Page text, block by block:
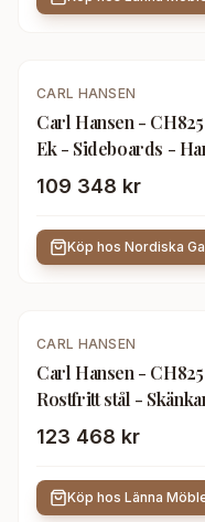
CARL HANSEN
Carl Hansen -
Ek - Sideboards -
109 348 kr
Köp hos Nordiska
CARL HANSEN
Carl Hansen -
Rostfritt stål -
Wegner - Träfärgad
123 468 kr
Köp hos Länna